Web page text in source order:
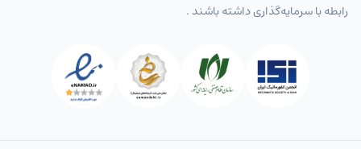
رابطه با سرمایه‌گذاری داشته باشند .